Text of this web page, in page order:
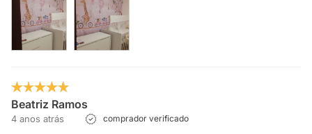
Beatriz Ramos
4 anos atrás comprador verificado